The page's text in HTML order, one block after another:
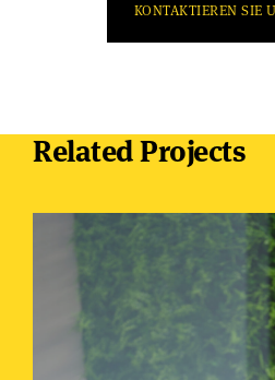
KONTAKTIEREN SIE
Related Projects